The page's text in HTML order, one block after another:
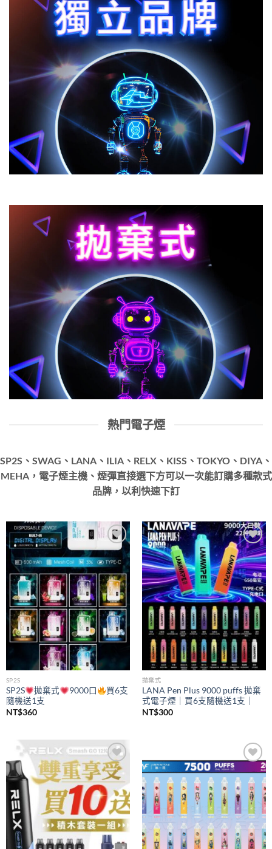
熱門電子煙
SP2S、SWAG、LANA、ILIA、RELX、KISS、TOKYO、DIYA、
MEHA，電子煙主機、煙彈直接選下方可以一次能訂購多種款式
品牌，以利快速下訂
Add to
wishlist
SP2S
SP2S 拋棄式 9000口
買6支
隨機送1支
NT$360
Add to
wishlist
拋棄式
LANA Pen Plus 9000 puffs 拋棄
式電子煙｜買6支隨機送1支｜
NT$300
Add to
wishlist
Add to
wishlist